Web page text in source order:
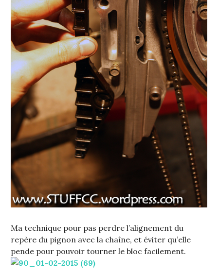
Ma technique pour pas perdre l’alignement du
repère du pignon avec la chaîne, et éviter qu’elle
pende pour pouvoir tourner le bloc facilement.